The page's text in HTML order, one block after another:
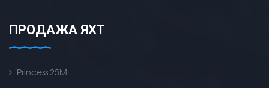
ПРОДАЖА ЯХТ
Princess 25M